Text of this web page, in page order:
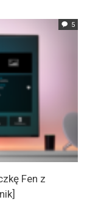
5
Fen z